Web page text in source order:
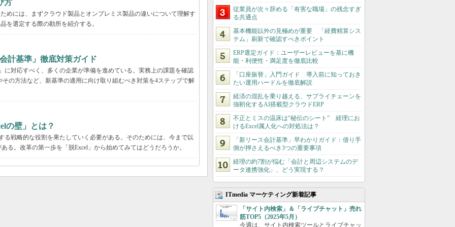
方
めには、まずクラウド製品とオンプレミス製品の違いについて理解す
を選定する際の勘所を紹介する。
計基準」徹底対策ガイド
に対応すべく、多くの企業が準備を進めている。実務上の課題を確認
の方法など、新基準の適用に向け取り組むべき対策を4ステップで解
の壁」とは？
戦略的な役割を果たしていく必要がある。そのためには、今まで以
る。改革の第一歩を「脱Excel」から始めてみてはどうだろうか。
従業員が次々辞める「有害な職場」の残念すぎ
る共通点
基本機能以外の見極めが重要 「経費精算シス
テム」刷新で確認すべきポイント
ERP選定ガイド：ユーザーレビューを基に機
能・利便性・満足度を徹底比較
「口座振替」入門ガイド 導入前に知っておき
たい運用ハードルを徹底解説
経済の混乱を乗り越える、サプライチェーンを
強靭化するAI搭載型クラウドERP
不正とミスの温床は“秘伝のシート” 経理にお
けるExcel属人化への対処法は？
「新リース会計基準」早わかりガイド：借り手
側が押さえるべき3つの重要事項
経理の約7割が悩む「会計と周辺システムのデ
ータ連携強化」、どう実現する？
ITmedia マーケティング新着記事
「サイト内検索」＆「ライブチャット」売れ
筋TOP5（2025年5月）
今週は、サイト内検索ツールとライブチャッ